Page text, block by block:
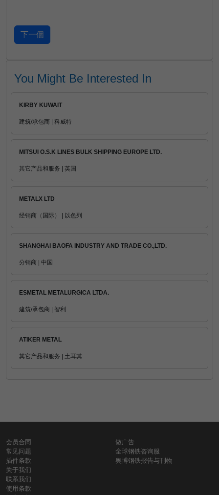
You Might Be Interested In
KIRBY KUWAIT
建筑/承包商 | 科威特
MITSUI O.S.K LINES BULK SHIPPING EUROPE LTD.
其它产品和服务 | 英国
METALX LTD
经销商（国际） | 以色列
SHANGHAI BAOFA INDUSTRY AND TRADE CO.,LTD.
分销商 | 中国
ESMETAL METALURGICA LTDA.
建筑/承包商 | 智利
ATIKER METAL
其它产品和服务 | 土耳其
会员合同
常见问题
插件条款
关于我们
联系我们
使用条款
做广告
全球钢铁咨询服
奥博钢铁报告与刊物